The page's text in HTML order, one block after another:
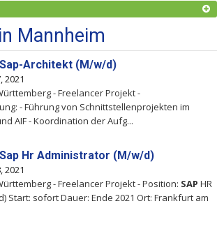
Mannheim
Architekt (M/w/d)
2021
- Freelancer Projekt -
- Führung von Schnittstellenprojekten im
AIF - Koordination der Aufg...
Hr Administrator (M/w/d)
2021
- Freelancer Projekt - Position: SAP HR
Start: sofort Dauer: Ende 2021 Ort: Frankfurt am